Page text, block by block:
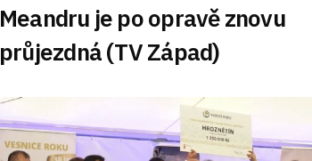
Meandru je po opravě znovu
průjezdná (TV Západ)